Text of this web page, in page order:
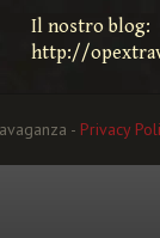
Il nostro blog:
http://
- Privacy